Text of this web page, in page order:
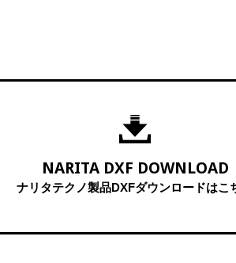
NARITA DXF DOWNLOAD
ナリタテクノ製品DXFダウンロードはこ